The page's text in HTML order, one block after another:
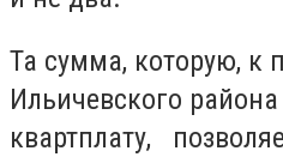
Та сумма, которую, к
Ильичевского
квартплату,